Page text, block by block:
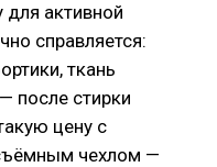
для активной
справляется:
ткань
после стирки
цену с
чехлом —